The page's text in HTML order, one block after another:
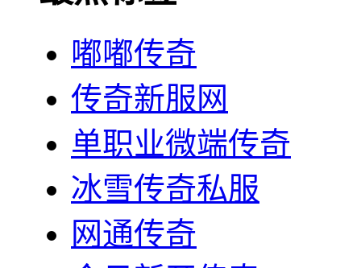
嘟嘟传奇
传奇新服网
单职业微端传奇
冰雪传奇私服
网通传奇